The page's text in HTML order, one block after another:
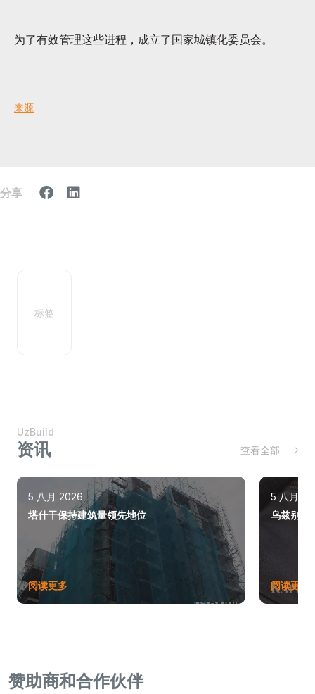
为了有效管理这些进程，成立了国家城镇化委员会。
来源
分享
标签
UzBuild
资讯 查看全部
5 八月 2026
塔什干保持建筑量领先地位
阅读更多
5 八月
乌兹别克
阅读更多
赞助商和合作伙伴